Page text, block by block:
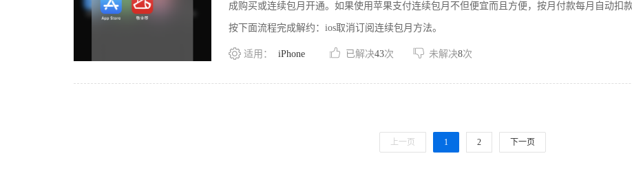
成购买或连续包月开通。如果使用苹果支付连续包月不但便宜而且方便，按月付款每月自动扣
按下面流程完成解约：ios取消订阅连续包月方法。
适用： iPhone 已解决43次 未解决8次
上一页 1 2 下一页